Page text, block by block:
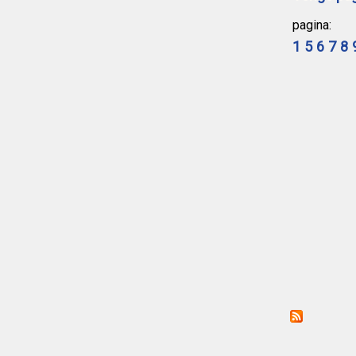
pagina:
1 5 6 7 8